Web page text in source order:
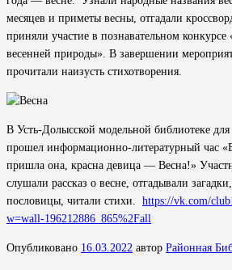
месяцев и приметы весны, отгадали
приняли участие в познавательном конкурсе
весенней природы». В завершении
прочитали наизусть стихотворения.
В Усть-Долысской модельной библиотеке для
прошел информационно-литературный час
пришла она, красна девица — Весна!»
слушали рассказ о весне, отгадывали
пословицы, читали стихи. https://vk.com/
w=wall-196212886_865%2Fall
Опубликовано 16.03.2022 автор Районная